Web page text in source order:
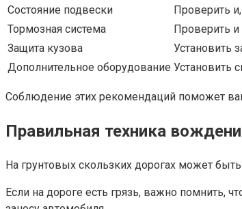
Состояние подвески
Проверить
Тормозная система
Проверить
Защита кузова
Установить
Дополнительное оборудование Установить
Соблюдение этих рекомендаций поможет
Правильная техника
На грунтовых скользких дорогах может
Если на дороге есть грязь, важно помнить,